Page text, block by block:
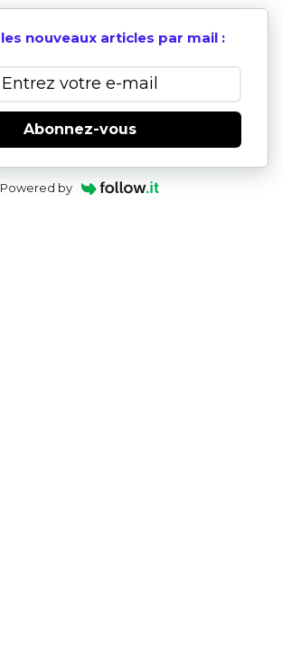
nouveaux articles par mail :
Abonnez-vous
Powered by